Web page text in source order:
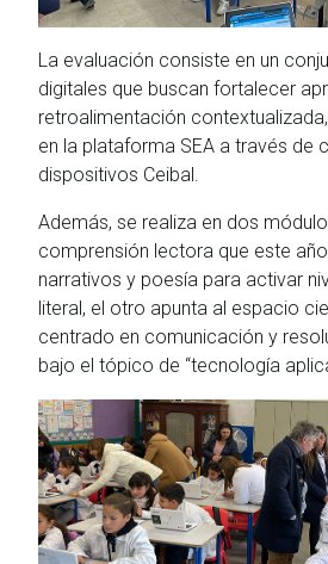
La evaluación consiste en un
digitales que buscan fortalecer
retroalimentación
en la plataforma SEA a través de
dispositivos Ceibal.
Además, se realiza en dos
comprensión lectora que este
narrativos y poesía para activar
literal, el otro apunta al espacio
centrado en comunicación y
bajo el tópico de “tecnología